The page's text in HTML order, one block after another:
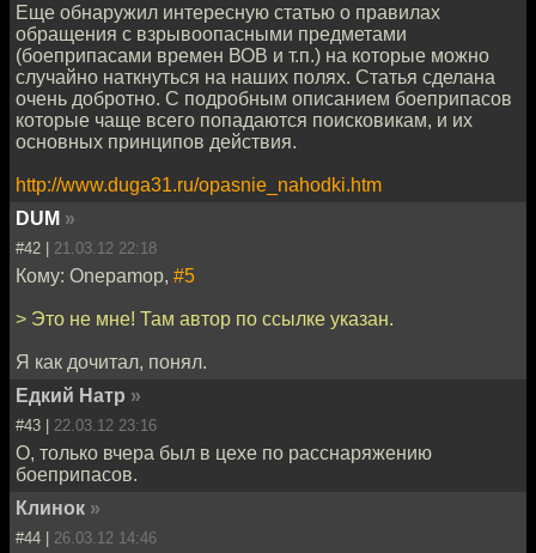
Еще обнаружил интересную статью о правилах
обращения с взрывоопасными предметами
(боеприпасами времен ВОВ и т.п.) на которые можно
случайно наткнуться на наших полях. Статья сделана
очень добротно. С подробным описанием боеприпасов
которые чаще всего попадаются поисковикам, и их
основных принципов действия.
http://www.duga31.ru/opasnie_nahodki.htm
DUM »
#42 | 21.03.12 22:18
Кому: Onepamop, #5
> Это не мне! Там автор по ссылке указан.
Я как дочитал, понял.
Едкий Натр »
#43 | 22.03.12 23:16
О, только вчера был в цехе по расснаряжению
боеприпасов.
Клинок »
#44 | 26.03.12 14:46